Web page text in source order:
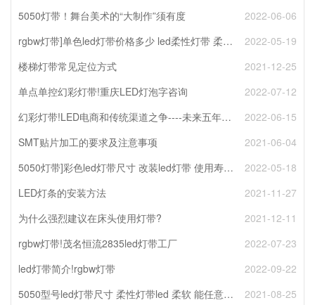
5050灯带！舞台美术的“大制作”须有度
2022-06-06
rgbw灯带]单色led灯带价格多少 led柔性灯带 柔软 能任意卷曲
2022-05-19
楼梯灯带常见定位方式
2021-12-25
单点单控幻彩灯带!重庆LED灯泡字咨询
2022-07-12
幻彩灯带!LED电商和传统渠道之争----未来五年见分晓
2022-06-15
SMT贴片加工的要求及注意事项
2021-06-04
5050灯带]彩色led灯带尺寸 改装led灯带 使用寿命长
2022-05-18
LED灯条的安装方法
2021-11-27
为什么强烈建议在床头使用灯带?
2021-12-11
rgbw灯带!茂名恒流2835led灯带工厂
2022-07-23
led灯带简介!rgbw灯带
2022-09-22
5050型号led灯带尺寸 柔性灯带led 柔软 能任意卷曲
2021-08-25